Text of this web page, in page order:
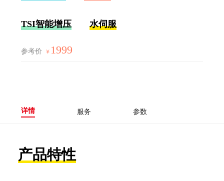
TSI智能增压 水伺服
参考价 ￥ 1999
详情 服务 参数
产品特性